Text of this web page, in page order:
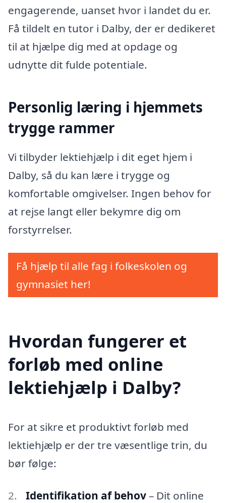
engagerende, uanset hvor i landet du er.
Få tildelt en tutor i Dalby, der er dedikeret
til at hjælpe dig med at opdage og
udnytte dit fulde potentiale.
Personlig læring i hjemmets
trygge rammer
Vi tilbyder lektiehjælp i dit eget hjem i
Dalby, så du kan lære i trygge og
komfortable omgivelser. Ingen behov for
at rejse langt eller bekymre dig om
forstyrrelser.
Få hjælp til alle fag i folkeskolen og
gymnasiet her!
Hvordan fungerer et
forløb med online
lektiehjælp i Dalby?
For at sikre et produktivt forløb med
lektiehjælp er der tre væsentlige trin, du
bør følge:
Identifikation af behov– Dit online